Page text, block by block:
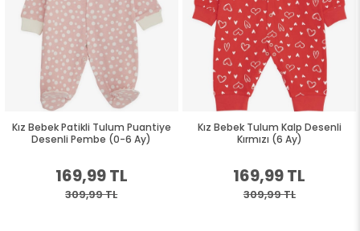
Kız Bebek Patikli Tulum Puantiye
Desenli Pembe (0-6 Ay)
169,99 TL
309,99 TL
Kız Bebek Tulum Kalp Desenli
Kırmızı (6 Ay)
169,99 TL
309,99 TL